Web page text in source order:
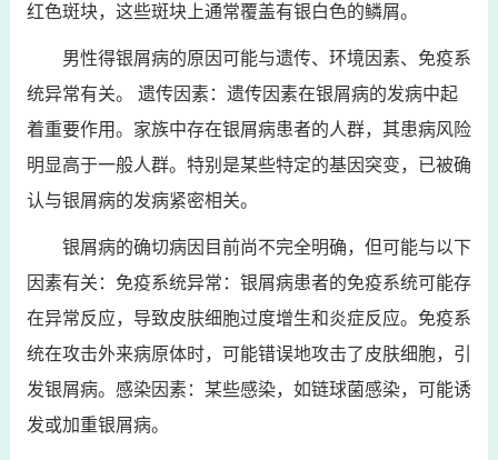
红色斑块，这些斑块上通常覆盖有银白色的鳞屑。
男性得银屑病的原因可能与遗传、环境因素、免疫系
统异常有关。 遗传因素：遗传因素在银屑病的发病中起
着重要作用。家族中存在银屑病患者的人群，其患病风险
明显高于一般人群。特别是某些特定的基因突变，已被确
认与银屑病的发病紧密相关。
银屑病的确切病因目前尚不完全明确，但可能与以下
因素有关：免疫系统异常：银屑病患者的免疫系统可能存
在异常反应，导致皮肤细胞过度增生和炎症反应。免疫系
统在攻击外来病原体时，可能错误地攻击了皮肤细胞，引
发银屑病。感染因素：某些感染，如链球菌感染，可能诱
发或加重银屑病。